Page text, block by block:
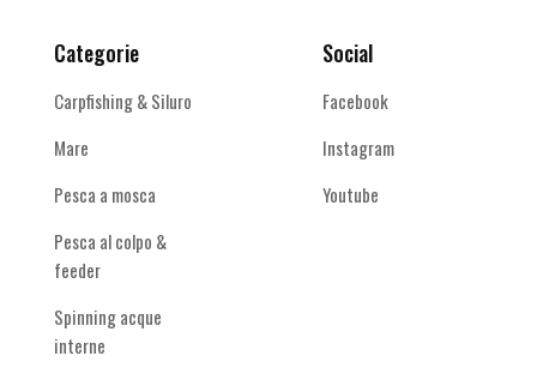
Categorie
Carpfishing & Siluro
Mare
Pesca a mosca
Pesca al colpo &
feeder
Spinning acque
interne
Social
Facebook
Instagram
Youtube